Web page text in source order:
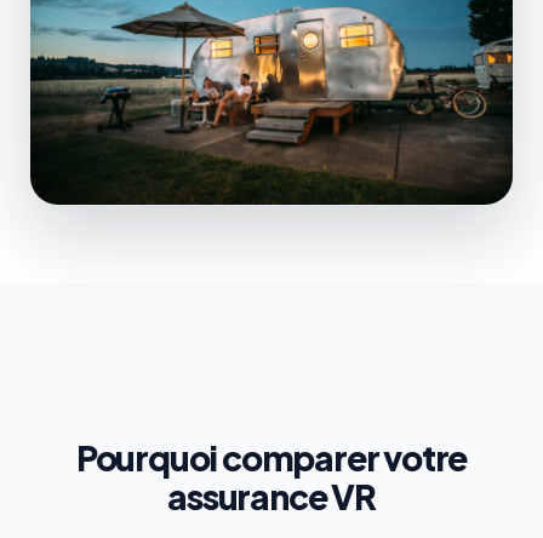
Pourquoi comparer votre
assurance VR